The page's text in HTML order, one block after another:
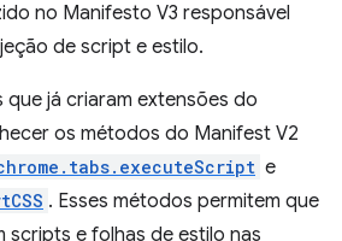
no Manifesto V3 responsável
de script e estilo.
já criaram extensões do
os métodos do Manifest V2
e
. Esses métodos permitem que
scripts e folhas de estilo nas